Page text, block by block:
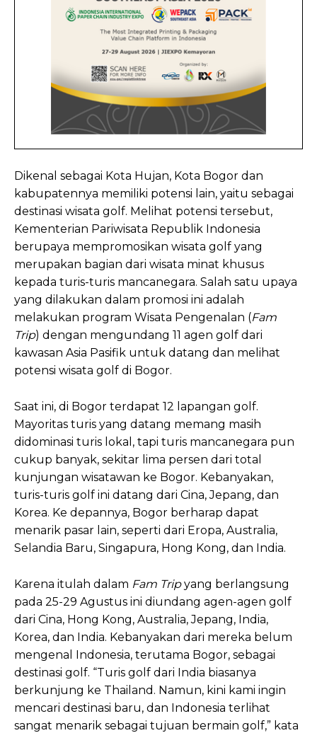
Dikenal sebagai Kota Hujan, Kota Bogor dan
kabupatennya memiliki potensi lain, yaitu sebagai
destinasi wisata golf. Melihat potensi tersebut,
Kementerian Pariwisata Republik Indonesia
berupaya mempromosikan wisata golf yang
merupakan bagian dari wisata minat khusus
kepada turis-turis mancanegara. Salah satu upaya
yang dilakukan dalam promosi ini adalah
melakukan program Wisata Pengenalan (Fam
Trip) dengan mengundang 11 agen golf dari
kawasan Asia Pasifik untuk datang dan melihat
potensi wisata golf di Bogor.
Saat ini, di Bogor terdapat 12 lapangan golf.
Mayoritas turis yang datang memang masih
didominasi turis lokal, tapi turis mancanegara pun
cukup banyak, sekitar lima persen dari total
kunjungan wisatawan ke Bogor. Kebanyakan,
turis-turis golf ini datang dari Cina, Jepang, dan
Korea. Ke depannya, Bogor berharap dapat
menarik pasar lain, seperti dari Eropa, Australia,
Selandia Baru, Singapura, Hong Kong, dan India.
Karena itulah dalam Fam Tripyang berlangsung
pada 25-29 Agustus ini diundang agen-agen golf
dari Cina, Hong Kong, Australia, Jepang, India,
Korea, dan India. Kebanyakan dari mereka belum
mengenal Indonesia, terutama Bogor, sebagai
destinasi golf. “Turis golf dari India biasanya
berkunjung ke Thailand. Namun, kini kami ingin
mencari destinasi baru, dan Indonesia terlihat
sangat menarik sebagai tujuan bermain golf,” kata